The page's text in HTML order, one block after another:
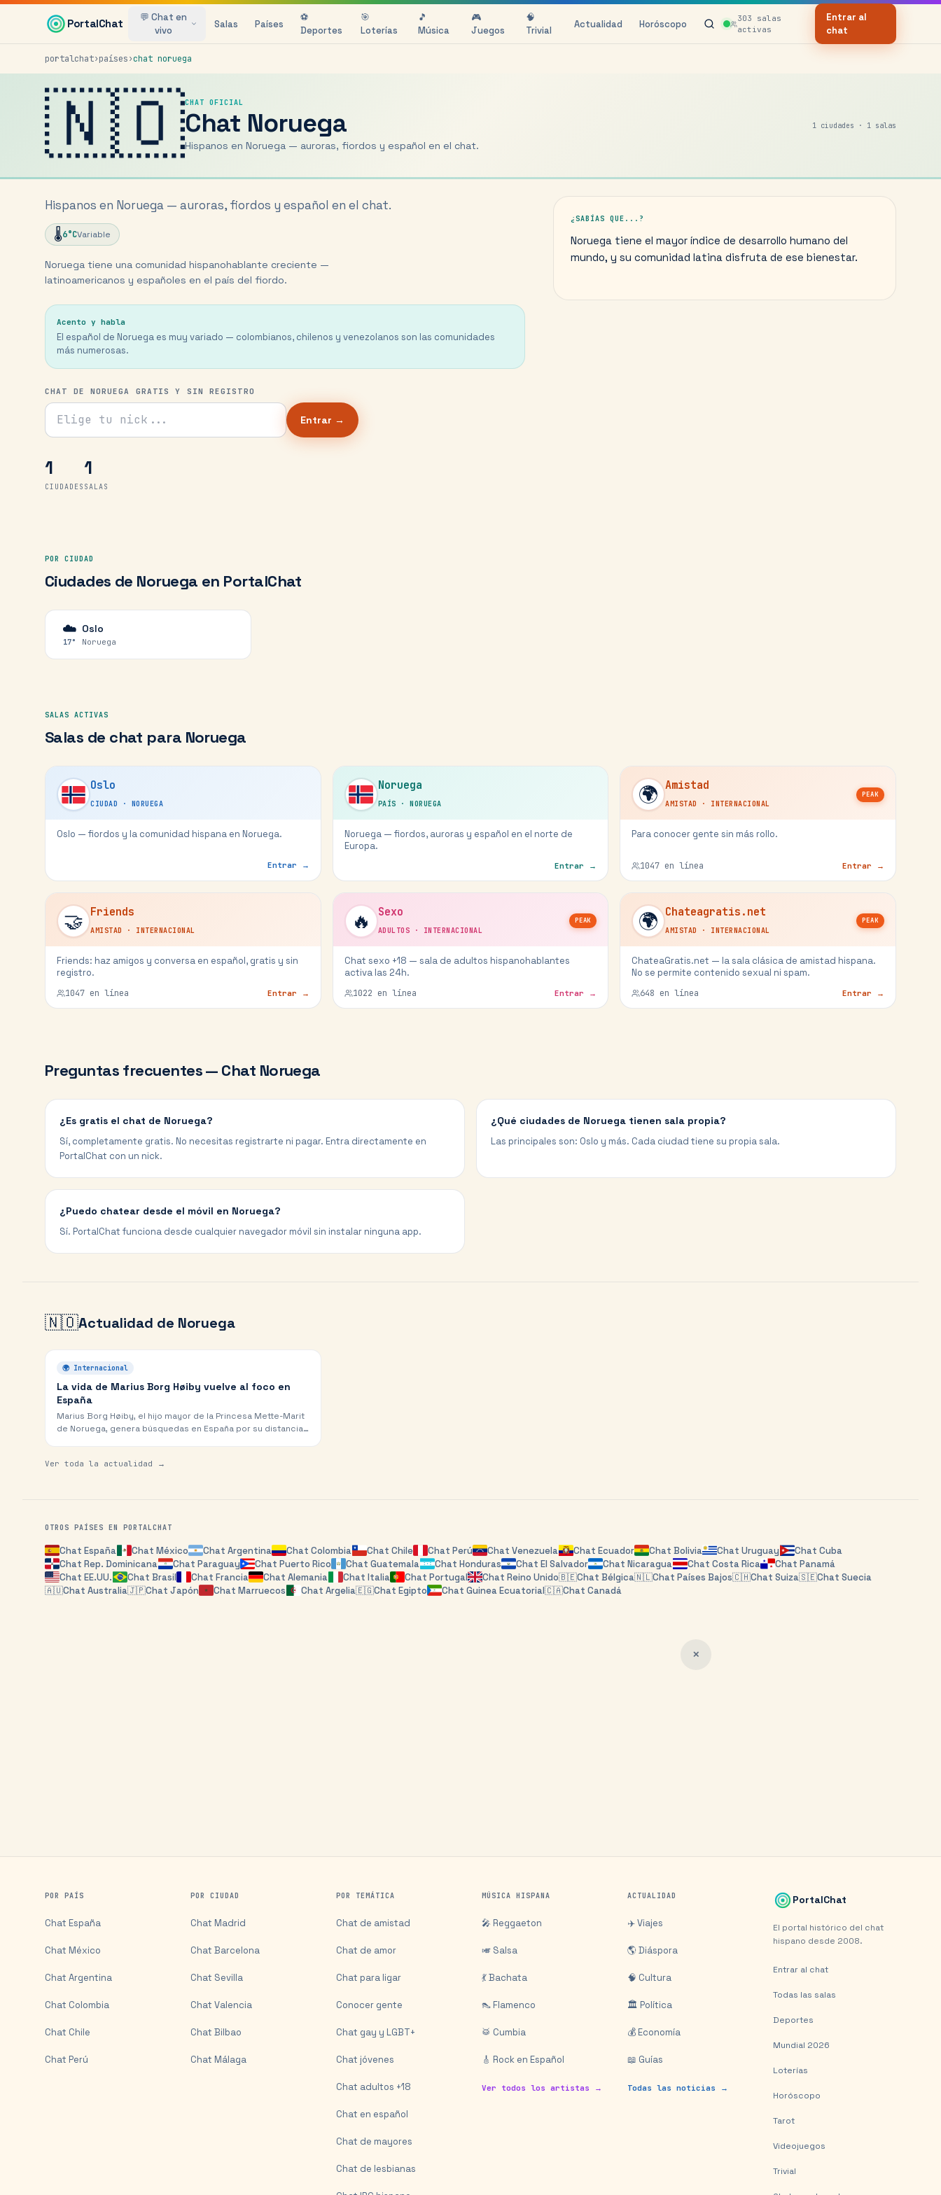
Saltar al contenido principal
PortalChat
💬 Chat en
vivo
Salas Países
⚽
Deportes
🎯
Loterías
🎵
Música
🎮
Juegos
🧠
Trivial
Actualidad Horóscopo 303 salas
activas
Entrar al
chat
portalchat›países›chat noruega
🇳🇴CHAT OFICIAL
Chat Noruega
Hispanos en Noruega — auroras, fiordos y español en el chat.
1 ciudades · 1 salas
Hispanos en Noruega — auroras, fiordos y español en el chat.
🌡️6°CVariable
Noruega tiene una comunidad hispanohablante creciente —
latinoamericanos y españoles en el país del fiordo.
Acento y habla
El español de Noruega es muy variado — colombianos, chilenos y venezolanos son las comunidades
más numerosas.
CHAT DE NORUEGA GRATIS Y SIN REGISTRO
Tu nick para el chat
Entrar →
1
CIUDADES
1
SALAS
¿SABÍAS QUE...?
Noruega tiene el mayor índice de desarrollo humano del
mundo, y su comunidad latina disfruta de ese bienestar.
POR CIUDAD
Ciudades de Noruega en PortalChat
☁️
17°
Oslo
Noruega
SALAS ACTIVAS
Salas de chat para Noruega
Oslo
CIUDAD · NORUEGA
Oslo — fiordos y la comunidad hispana en Noruega.
Entrar →
Noruega
PAÍS ·NORUEGA
Noruega — fiordos, auroras y español en el norte de
Europa.
Entrar →
🌍 Amistad
AMISTAD · INTERNACIONAL
PEAK
Para conocer gente sin más rollo.
1047 en línea Entrar →
🤝 Friends
AMISTAD · INTERNACIONAL
Friends: haz amigos y conversa en español, gratis y sin
registro.
1047 en línea Entrar →
🔥 Sexo
ADULTOS · INTERNACIONAL
PEAK
Chat sexo +18 — sala de adultos hispanohablantes
activa las 24h.
1022 en línea Entrar →
🌍 Chateagratis.net
AMISTAD · INTERNACIONAL
PEAK
ChateaGratis.net — la sala clásica de amistad hispana.
No se permite contenido sexual ni spam.
648 en línea Entrar →
Preguntas frecuentes — Chat Noruega
¿Es gratis el chat de Noruega?
Sí, completamente gratis. No necesitas registrarte ni pagar. Entra directamente en
PortalChat con un nick.
¿Qué ciudades de Noruega tienen sala propia?
Las principales son: Oslo y más. Cada ciudad tiene su propia sala.
¿Puedo chatear desde el móvil en Noruega?
Sí. PortalChat funciona desde cualquier navegador móvil sin instalar ninguna app.
🇳🇴Actualidad de Noruega
🌍 Internacional
La vida de Marius Borg Høiby vuelve al foco en
España
Marius Borg Høiby, el hijo mayor de la Princesa Mette-Marit
de Noruega, genera búsquedas en España por su distancia
Ver toda la actualidad →
OTROS PAÍSES EN PORTALCHAT
ChatEspaña Chat México Chat Argentina ChatColombia Chat Chile Chat Perú ChatVenezuela Chat Ecuador Chat Bolivia ChatUruguay Chat Cuba
ChatRep. Dominicana Chat Paraguay Chat Puerto Rico ChatGuatemala Chat Honduras Chat El Salvador ChatNicaragua Chat Costa Rica Chat Panamá
ChatEE.UU. Chat Brasil Chat Francia ChatAlemania Chat Italia Chat Portugal ChatReino Unido🇧🇪ChatBélgica🇳🇱ChatPaíses Bajos🇨🇭ChatSuiza🇸🇪ChatSuecia
🇦🇺Chat Australia🇯🇵Chat Japón ChatMarruecos Chat Argelia🇪🇬Chat Egipto Chat Guinea Ecuatorial🇨🇦Chat Canadá
✕
POR PAÍS
Chat España
Chat México
Chat Argentina
Chat Colombia
Chat Chile
Chat Perú
POR CIUDAD
Chat Madrid
Chat Barcelona
Chat Sevilla
Chat Valencia
Chat Bilbao
Chat Málaga
POR TEMÁTICA
Chat de amistad
Chat de amor
Chat para ligar
Conocer gente
Chat gay y LGBT+
Chat jóvenes
Chat adultos +18
Chat en español
Chat de mayores
Chat de lesbianas
MÚSICA HISPANA
🎤 Reggaeton
🎺 Salsa
💃 Bachata
👠 Flamenco
🥁 Cumbia
🎸 Rock en Español
Ver todos los artistas →
ACTUALIDAD
✈️ Viajes
🌎 Diáspora
🧠 Cultura
🏛️ Política
💰 Economía
📖 Guías
Todas las noticias →
PortalChat
El portal histórico del chat
hispano desde 2008.
Entrar al chat
Todas las salas
Deportes
Mundial 2026
Loterías
Horóscopo
Tarot
Videojuegos
Trivial